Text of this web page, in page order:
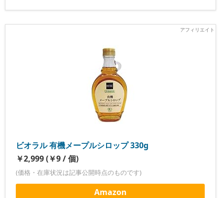
ビオラル 有機メープルシロップ 330g
￥2,999 (￥9 / 個)
(価格・在庫状況は記事公開時点のものです)
Amazon